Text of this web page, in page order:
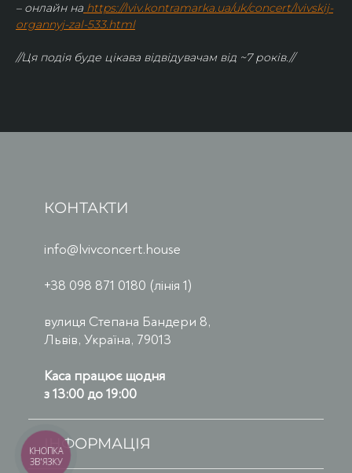
– онлайн на https://lviv.kontramarka.ua/uk/concert/lvivskij-
organnyj-zal-533.html
//Ця подія буде цікава відвідувачам від ~7 років.//
КОНТАКТИ
info@lvivconcert.house
+38 098 871 0180 (лінія 1)
вулиця Степана Бандери 8,
Львів, Україна, 79013
Каса працює щодня
з 13:00 до 19:00
ІНФОРМАЦІЯ
КНОПКА
ЗВ'ЯЗКУ